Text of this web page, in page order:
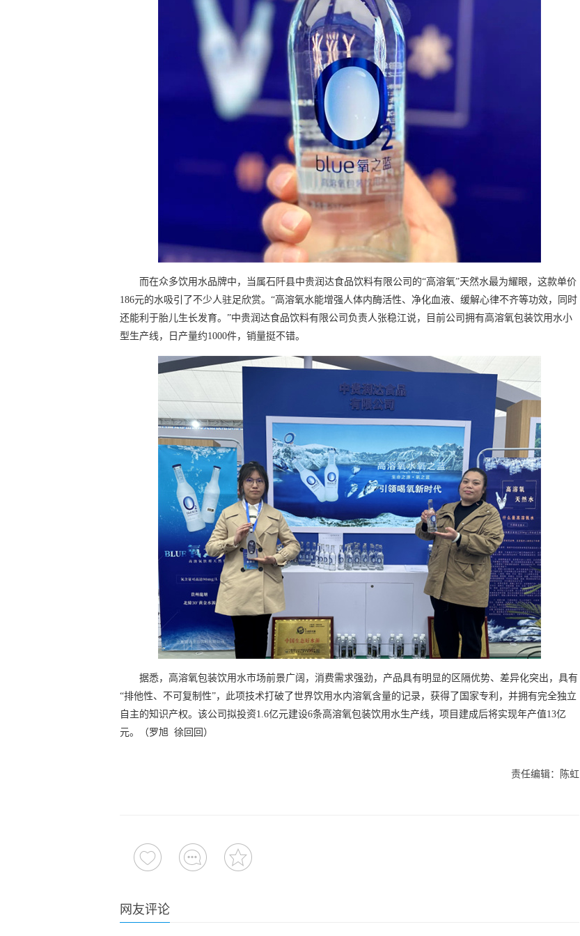
而在众多饮用水品牌中，当属石阡县中贵润达食品饮料有限公司的“高溶氧”天然水最为耀眼，这款单价
186元的水吸引了不少人驻足欣赏。“高溶氧水能增强人体内酶活性、净化血液、缓解心律不齐等功效，同时
还能利于胎儿生长发育。”中贵润达食品饮料有限公司负责人张稳江说，目前公司拥有高溶氧包装饮用水小
型生产线，日产量约1000件，销量挺不错。
据悉，高溶氧包装饮用水市场前景广阔，消费需求强劲，产品具有明显的区隔优势、差异化突出，具有
“排他性、不可复制性”，此项技术打破了世界饮用水内溶氧含量的记录，获得了国家专利，并拥有完全独立
自主的知识产权。该公司拟投资1.6亿元建设6条高溶氧包装饮用水生产线，项目建成后将实现年产值13亿
元。（罗旭 徐回回）
责任编辑：陈虹
网友评论